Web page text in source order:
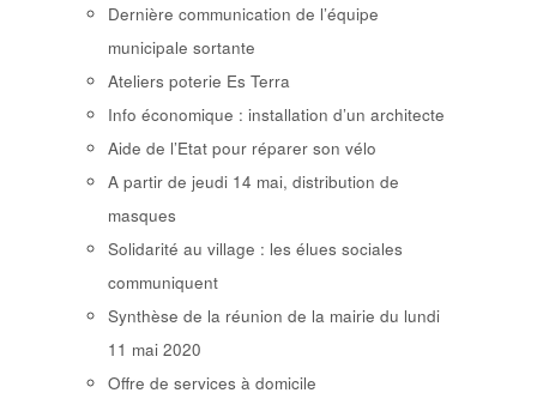
Dernière communication de l’équipe
municipale sortante
Ateliers poterie Es Terra
Info économique : installation d’un architecte
Aide de l’Etat pour réparer son vélo
A partir de jeudi 14 mai, distribution de
masques
Solidarité au village : les élues sociales
communiquent
Synthèse de la réunion de la mairie du lundi
11 mai 2020
Offre de services à domicile